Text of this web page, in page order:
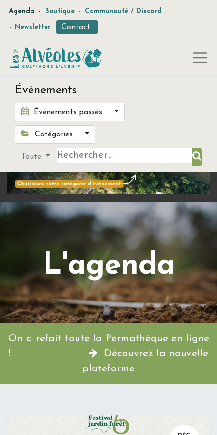
Agenda - Boutique - Communauté / Discord
- Newsletter Contact
Événements
Événements passés
Catégories
Toute
L'agenda
On a refait toute la Permathèque en ligne
!
Découvrez la nouvelle
plateforme